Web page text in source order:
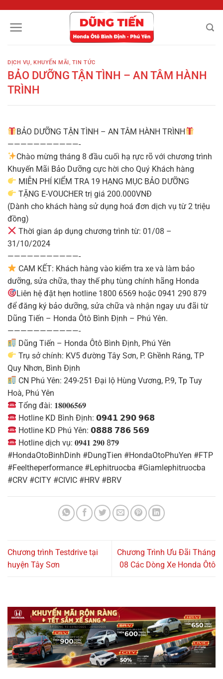
nội
DỊCH VỤ,KHUYẾN MÃI, TIN TỨC
BẢO DƯỠNG TẬN TÌNH – AN TÂM HÀNH
TRÌNH
BẢO DƯỠNG TẬN TÌNH – AN TÂM HÀNH TRÌNH
———————————-
Chào mừng tháng 8 đầu cuối hạ rực rõ với chương trình
Khuyến Mãi Bảo Dưỡng cực hời cho Quý Khách hàng
MIỄN PHÍ KIỂM TRA 19 HẠNG MỤC BẢO DƯỠNG
TẶNG E-VOUCHER trị giá 200.000VNĐ
(Dành cho khách hàng sử dụng hoá đơn dịch vụ từ 2 triệu
đồng)
Thời gian áp dụng chương trình từ: 01/08 –
31/10/2024
———————————-
CAM KẾT: Khách hàng vào kiểm tra xe và làm bảo
dưỡng, sửa chữa, thay thế phụ tùng chính hãng Honda
Liên hệ đặt hẹn hotline 1800 6569 hoặc 0941 290 879
để đăng ký bảo dưỡng, sửa chữa và nhận ngay ưu đãi từ
Dũng Tiến – Honda Ôtô Bình Định – Phú Yên.
———————————-
Dũng Tiến – Honda Ôtô Bình Định, Phú Yên
Trụ sở chính: KV5 đường Tây Sơn, P. Ghềnh Ráng, TP
Quy Nhơn, Bình Định
CN Phú Yên: 249-251 Đại lộ Hùng Vương, P.9, Tp Tuy
Hoà, Phú Yên
Tổng đài: 𝟏𝟖𝟎𝟎𝟔𝟓𝟔𝟗
Hotline KD Bình Định: 𝟬𝟵𝟰𝟭 𝟮𝟵𝟬 𝟵𝟲𝟴
Hotline KD Phú Yên: 𝟬𝟴𝟴𝟴 𝟳𝟴𝟲 𝟱𝟲𝟵
Hotline dịch vụ: 𝟎𝟗𝟒𝟏 𝟐𝟗𝟎 8𝟕𝟗
#HondaOtoBinhDinh #DungTien #HondaOtoPhuYen #FTP
#Feeltheperformance #Lephitruocba #Giamlephitruocba
#CRV #CITY #CIVIC #HRV #BRV
Chương trình Testdrive tại
huyện Tây Sơn
Chương Trình Ưu Đãi Tháng
08 Các Dòng Xe Honda Ôtô